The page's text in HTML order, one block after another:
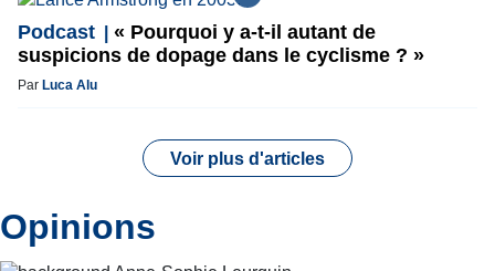
Podcast
« Pourquoi y a-t-il autant de
suspicions de dopage dans le cyclisme ? »
Par Luca Alu
Voir plus d'articles
Opinions